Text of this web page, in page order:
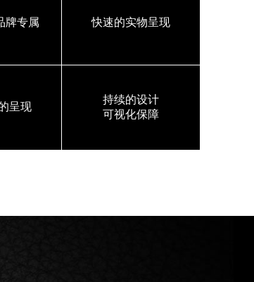
牌专属 快速的实物呈现
呈现
持续的设计
可视化保障